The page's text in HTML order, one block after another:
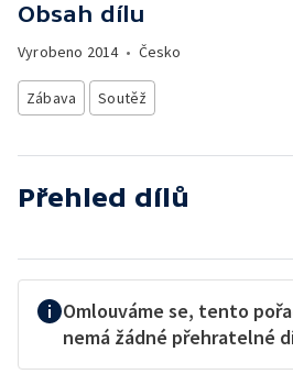
Obsah dílu
Vyrobeno 2014• Česko
Zábava Soutěž
Přehled dílů
Omlouváme se, tento
nemá žádné přehratelné